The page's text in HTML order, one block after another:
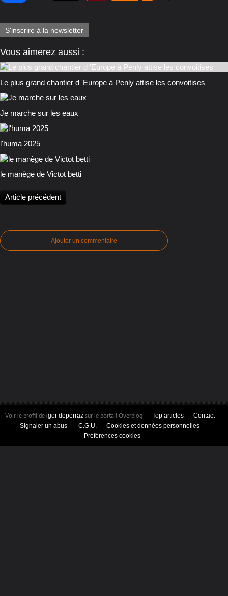
S'inscrire à la newsletter
Vous aimerez aussi :
Le plus grand chantier d 'Europe à Penly attise les convoitises
Je marche sur les eaux
l'huma 2025
le manège de Victot betti
Article précédent
Ajouter un commentaire
Voir le profil de igor deperraz sur le portail Overblog Top articles
Contact
Signaler un abus
C.G.U.
Cookies et données personnelles
Préférences cookies